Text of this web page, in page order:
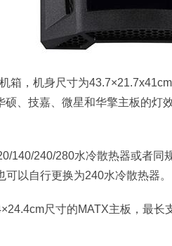
箱，机身尺寸为
硕、技嘉、微星和华擎主板的灯
140/240/280水冷散热器或者
以自行更换为240水冷散热器。
尺寸的MATX主板，最